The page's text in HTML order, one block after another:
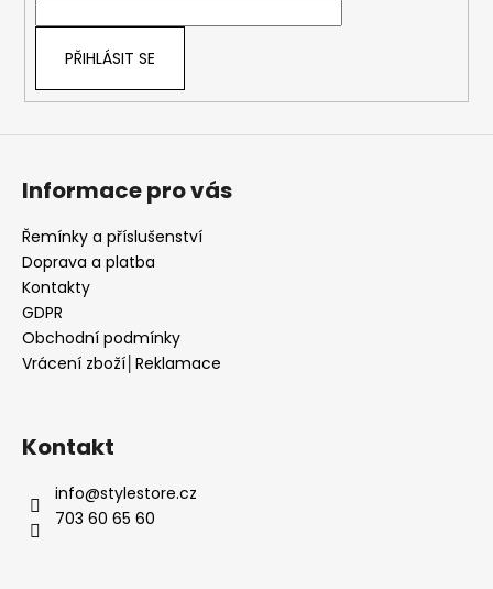
PŘIHLÁSIT SE
Informace pro vás
Řemínky a příslušenství
Doprava a platba
Kontakty
GDPR
Obchodní podmínky
Vrácení zboží│Reklamace
Kontakt
info@stylestore.cz
703 60 65 60